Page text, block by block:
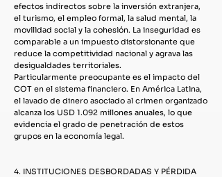
efectos indirectos sobre la inversión extranjera,
el turismo, el empleo formal, la salud mental, la
movilidad social y la cohesión. La inseguridad es
comparable a un impuesto distorsionante que
reduce la competitividad nacional y agrava las
desigualdades territoriales.
Particularmente preocupante es el impacto del
COT en el sistema financiero. En América Latina,
el lavado de dinero asociado al crimen organizado
alcanza los USD 1.092 millones anuales, lo que
evidencia el grado de penetración de estos
grupos en la economía legal.
4. INSTITUCIONES DESBORDADAS Y PÉRDIDA